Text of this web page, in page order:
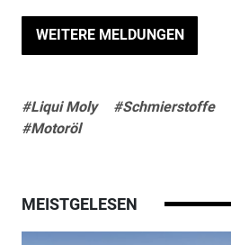
WEITERE MELDUNGEN
#Liqui Moly #Schmierstoffe
#Motoröl
MEISTGELESEN